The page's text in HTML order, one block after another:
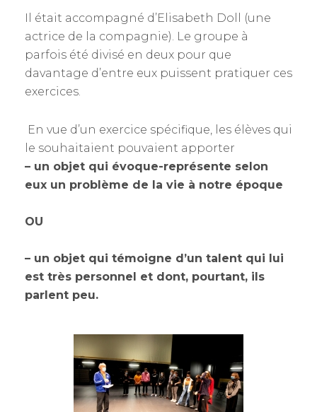
Il était accompagné d’Elisabeth Doll (une
actrice de la compagnie). Le groupe à
parfois été divisé en deux pour que
davantage d’entre eux puissent pratiquer ces
exercices.
En vue d’un exercice spécifique, les élèves qui
le souhaitaient pouvaient apporter
– un objet qui évoque-représente selon
eux un problème de la vie à notre époque
OU
– un objet qui témoigne d’un talent qui lui
est très personnel et dont, pourtant, ils
parlent peu.